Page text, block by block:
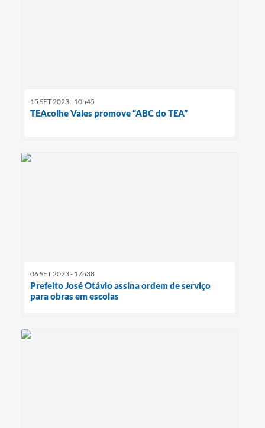
15 SET 2023 - 10h45
TEAcolhe Vales promove “ABC do TEA”
06 SET 2023 - 17h38
Prefeito José Otávio assina ordem de serviço
para obras em escolas